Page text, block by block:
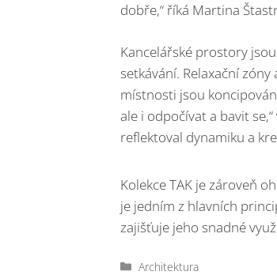
dobře,“ říká Martina
Kancelářské prostory
setkávání. Relaxační
místnosti jsou
ale i odpočívat a bavit
reflektoval dynamiku a
Kolekce TAK je zároveň
je jedním z hlavních
zajišťuje jeho snadné
Rubriky
Architektura